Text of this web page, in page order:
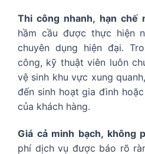
Thi công nhanh, hạn chế
hầm cầu được thực hiện
chuyên dụng hiện đại.
công, kỹ thuật viên luôn
vệ sinh khu vực xung
đến sinh hoạt gia đình
của khách hàng.
Giá cả minh bạch, không
phí dịch vụ được báo rõ